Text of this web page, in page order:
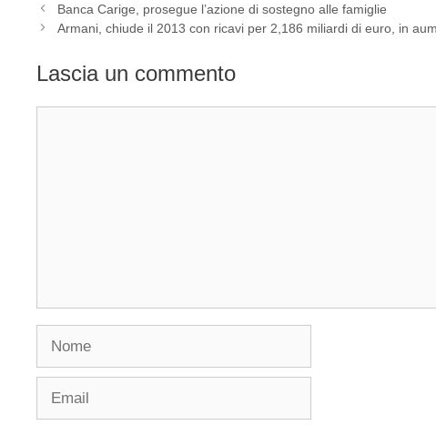
Banca Carige, prosegue l’azione di sostegno alle famiglie
Armani, chiude il 2013 con ricavi per 2,186 miliardi di euro, in
Lascia un commento
Nome
Email